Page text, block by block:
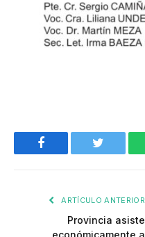
Facebook Twitter
ARTÍCULO ANTERIOR
Provincia asiste
económicamente a